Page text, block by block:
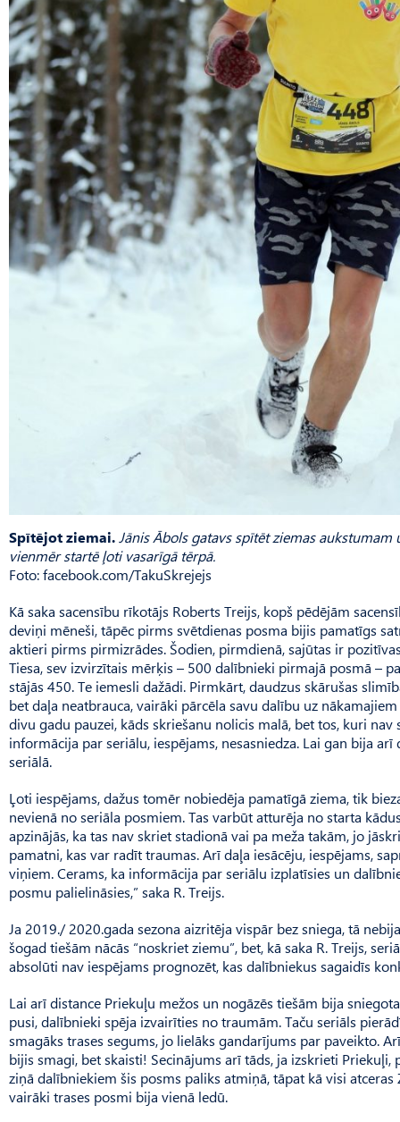
Spītējot ziemai.Jānis Ābols gatavs spītēt ziemas aukstumam
vienmēr startē ļoti vasarīgā tērpā.
Foto: facebook.com/TakuSkrejejs
Kā saka sacensību rīkotājs Roberts Treijs, kopš pēdējām
deviņi mēneši, tāpēc pirms svētdienas posma bijis pamatīgs
aktieri pirms pirmizrādes. Šodien, pirmdienā, sajūtas ir
Tiesa, sev izvirzītais mērķis – 500 dalībnieki pirmajā posmā –
stājās 450. Te iemesli dažādi. Pirmkārt, daudzus skārušas
bet daļa neatbrauca, vairāki pārcēla savu dalību uz
divu gadu pauzei, kāds skriešanu nolicis malā, bet tos, kuri nav
informācija par seri­ālu, iespējams, nesasniedza. Lai gan bija
seriālā.
Ļoti iespējams, dažus tomēr nobiedēja pamatīgā ziema, tik
nevienā no seriāla posmiem. Tas varbūt atturēja no starta
apzinājās, ka tas nav skriet stadionā vai pa meža takām, jo
pamatni, kas var radīt traumas. Arī daļa iesācēju, iespējams,
viņiem. Cerams, ka informācija par seriālu izplatīsies un
posmu palielināsies,” saka R. Treijs.
Ja 2019./ 2020.gada sezona aizritēja vispār bez sniega, tā
šogad tiešām nācās “noskriet ziemu”, bet, kā saka R. Treijs,
absolūti nav iespējams prognozēt, kas dalībniekus sagaidīs
Lai arī distance Priekuļu mežos un nogāzēs tiešām bija
pusi, dalībnieki spēja izvairīties no traumām. Taču seriāls
smagāks trases segums, jo lielāks gandarījums par paveikto.
bijis smagi, bet skaisti! Secinājums arī tāds, ja izskrieti Priekuļi,
ziņā dalībniekiem šis posms paliks atmiņā, tāpat kā visi
vairāki trases posmi bija vienā ledū.